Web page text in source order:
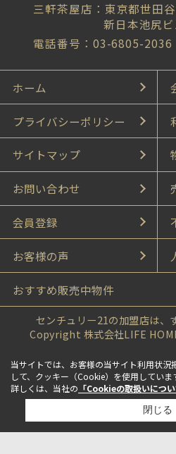
三軒茶屋店：東京都世田
新日本池尻
電話番号：03-6805-2036
ホーム
プライバシーポリシー
サイトマップ
お問い合わせ
会員登録
お客様の声
おすすめ販売中物件
センチュリー21の加盟店は、
Copyright 株式会社LIFE
当サイトでは、お客様の当サイト利用状況
して、クッキー（Cookie）を使用していま
詳しくは、当社の 「Cookieの取扱いについ
閉じる